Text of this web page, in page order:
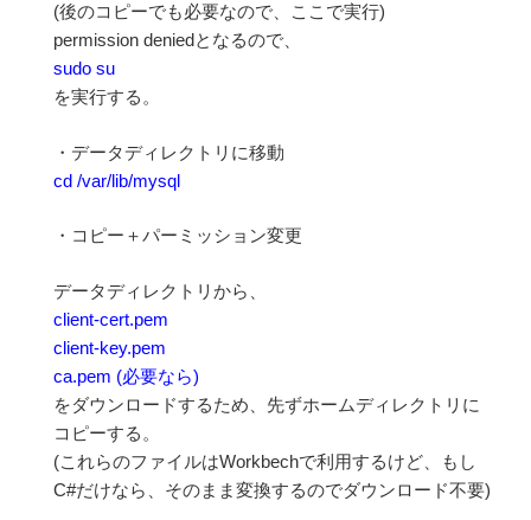
(後のコピーでも必要なので、ここで実行)
permission deniedとなるので、
sudo su
を実行する。
・データディレクトリに移動
cd /var/lib/mysql
・コピー＋パーミッション変更
データディレクトリから、
client-cert.pem
client-key.pem
ca.pem (必要なら)
をダウンロードするため、先ずホームディレクトリに
コピーする。
(これらのファイルはWorkbechで利用するけど、もし
C#だけなら、そのまま変換するのでダウンロード不要)